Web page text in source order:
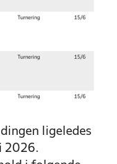
ligeledes
2026.